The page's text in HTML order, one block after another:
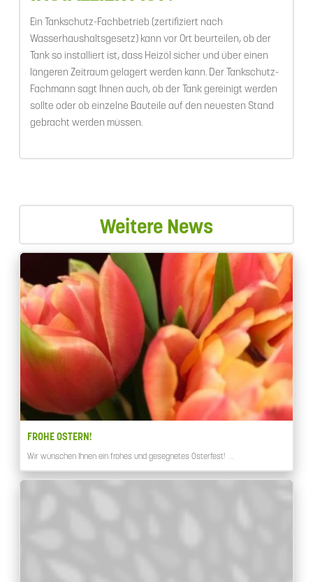
Ein Tankschutz-Fachbetrieb (zertifiziert nach
Wasserhaushaltsgesetz) kann vor Ort beurteilen, ob der
Tank so installiert ist, dass Heizöl sicher und über einen
längeren Zeitraum gelagert werden kann. Der Tankschutz-
Fachmann sagt Ihnen auch, ob der Tank gereinigt werden
sollte oder ob einzelne Bauteile auf den neuesten Stand
gebracht werden müssen.
Weitere News
FROHE OSTERN!
Wir wünschen Ihnen ein frohes und gesegnetes Osterfest! …